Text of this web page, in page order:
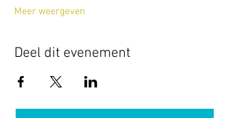
Meer weergeven
Deel dit evenement